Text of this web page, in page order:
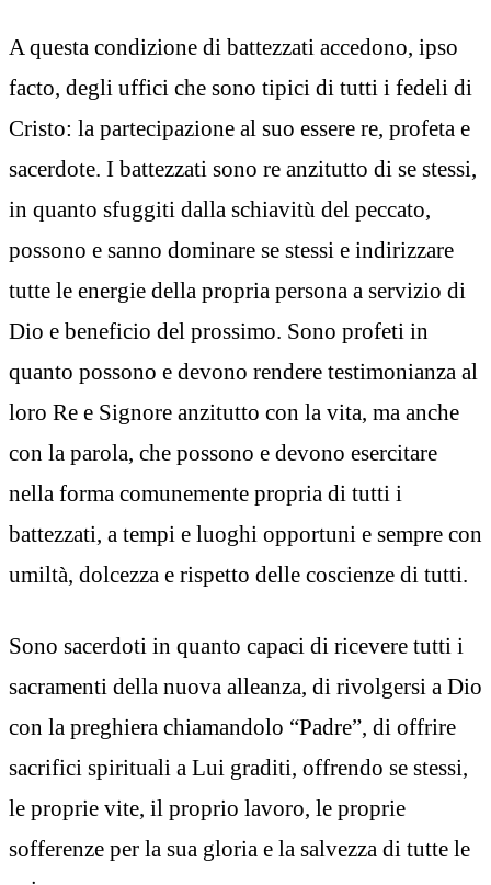
A questa condizione di battezzati accedono, ipso
facto, degli uffici che sono tipici di tutti i fedeli di
Cristo: la partecipazione al suo essere re, profeta e
sacerdote. I battezzati sono re anzitutto di se stessi,
in quanto sfuggiti dalla schiavitù del peccato,
possono e sanno dominare se stessi e indirizzare
tutte le energie della propria persona a servizio di
Dio e beneficio del prossimo. Sono profeti in
quanto possono e devono rendere testimonianza al
loro Re e Signore anzitutto con la vita, ma anche
con la parola, che possono e devono esercitare
nella forma comunemente propria di tutti i
battezzati, a tempi e luoghi opportuni e sempre con
umiltà, dolcezza e rispetto delle coscienze di tutti.
Sono sacerdoti in quanto capaci di ricevere tutti i
sacramenti della nuova alleanza, di rivolgersi a Dio
con la preghiera chiamandolo “Padre”, di offrire
sacrifici spirituali a Lui graditi, offrendo se stessi,
le proprie vite, il proprio lavoro, le proprie
sofferenze per la sua gloria e la salvezza di tutte le